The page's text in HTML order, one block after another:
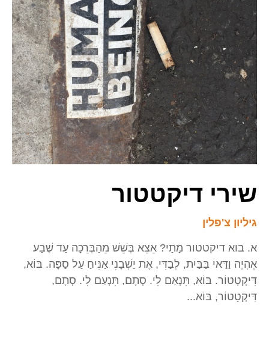
שירי דיקטטור
גיליון צ'פלין
א. בוא דיקטטור מָתַי? אֵצֵא בְּשֵׁשׁ מֵהַבְּרֵכָה עַד שֶׁבַע
אֶהְיֶה וַדַּאי בַּבַּיִת, לְבַדִּי, אֶת יַשְׁבָנִי אַנִּיחַ עַל סַפָּה. בּוֹא,
דִּיקְטָטוֹר. בּוֹא, תִּנְאַם לִי. סְתָם, תִּנְעַם לִי. סְתָם,
דִּיקְטָטוֹר, בּוֹא...